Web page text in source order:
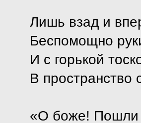
Лишь взад и
Беспомощно
И с горькой
В пространство
«О боже! Пошли